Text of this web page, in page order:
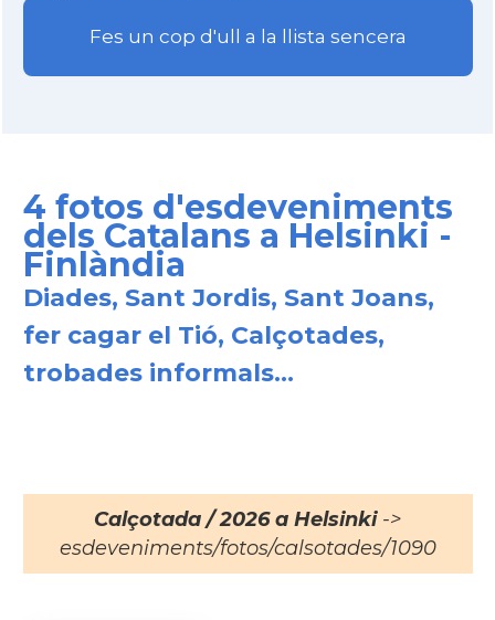
Fes un cop d'ull a la llista sencera
4 fotos d'esdeveniments
dels Catalans a Helsinki -
Finlàndia
Diades, Sant Jordis, Sant Joans,
fer cagar el Tió, Calçotades,
trobades informals...
Calçotada / 2026 a Helsinki->
esdeveniments/fotos/calsotades/1090